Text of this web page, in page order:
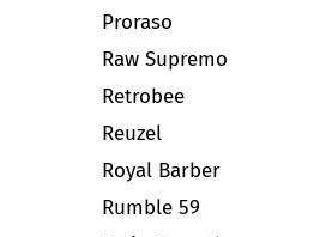
Proraso
Raw Supremo
Retrobee
Reuzel
Royal Barber
Rumble 59